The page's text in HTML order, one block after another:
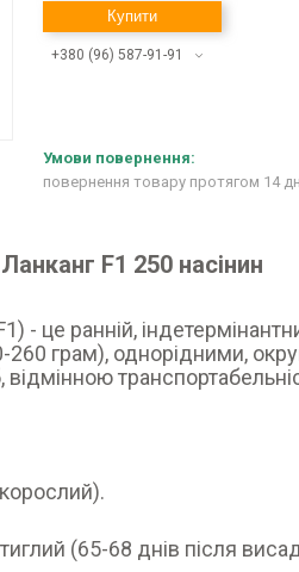
Купити
+380 (96) 587-91-91
повернення товару протягом 14
F1 250 насінин
- це ранній,
260 грам), однорідними,
відмінною
(65-68 днів після